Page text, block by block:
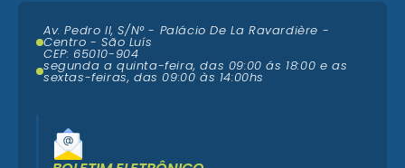
Av. Pedro II, S/N° - Palácio De La Ravardière -
Centro - São Luís
CEP: 65010-904
segunda a quinta-feira, das 09:00 ás 18:00 e as
sextas-feiras, das 09:00 às 14:00hs